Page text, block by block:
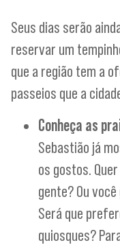
Seus dias serão
reservar um
que a região tem a
passeios que a
Conheça as
Sebastião já
os gostos.
gente? Ou
Será que
quiosques?